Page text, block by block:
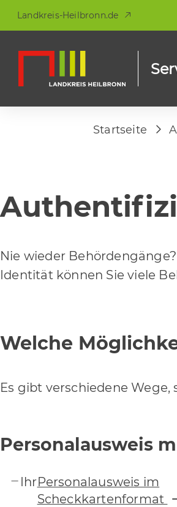
Landkreis-Heilbronn.de
Startseite
Nie wieder
Identität können Sie viele
Welche
Es gibt verschiedene Wege,
Personalausweis
IhrPersonalausweis im
Scheckkartenformat